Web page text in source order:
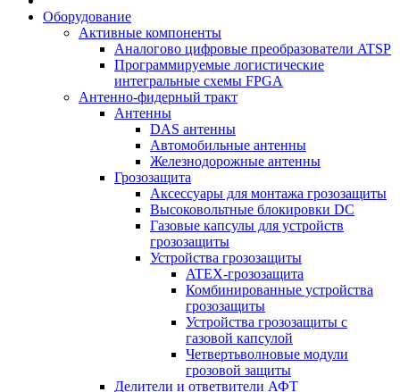
Оборудование
Активные компоненты
Аналогово цифровые преобразователи ATSP
Программируемые логистические
интегральные схемы FPGA
Антенно-фидерный тракт
Антенны
DAS антенны
Автомобильные антенны
Железнодорожные антенны
Грозозащита
Аксессуары для монтажа грозозащиты
Высоковольтные блокировки DC
Газовые капсулы для устройств
грозозащиты
Устройства грозозащиты
ATEX-грозозащита
Комбинированные устройства
грозозащиты
Устройства грозозащиты с
газовой капсулой
Четвертьволновые модули
грозовой защиты
Делители и ответвители АФТ